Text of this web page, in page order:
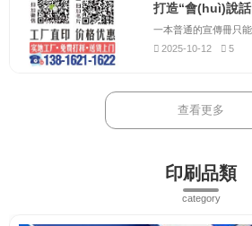
2025-10-12
5
查看更多
印刷品類
category